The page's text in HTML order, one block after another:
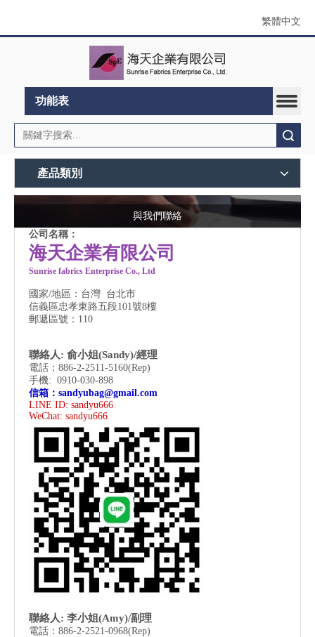
繁體中文
功能表
產品類別
與我們聯絡
公司名稱：
海天企業有限公司
Sunrise fabrics Enterprise Co., Ltd
國家/地區：台灣 台北市
信義區忠孝東路五段101號8樓
郵遞區號：110
聯絡人: 俞小姐(Sandy)/經理
電話：886-2-2511-5160(Rep)
手機: 0910-030-898
信箱： sandyubag@gmail.com
LINE ID: sandyu666
WeChat: sandyu666
聯絡人: 李小姐(Amy)/副理
電話：886-2-2521-0968(Rep)